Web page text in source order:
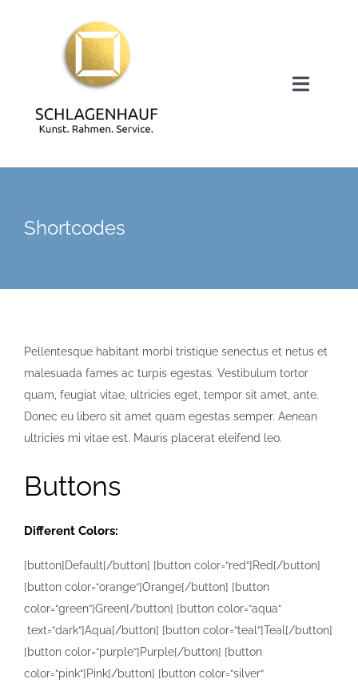
Toggle
Kontakt
Shortcodes
Pellentesque habitant morbi tristique senectus et netus et
malesuada fames ac turpis egestas. Vestibulum tortor
quam, feugiat vitae, ultricies eget, tempor sit amet, ante.
Donec eu libero sit amet quam egestas semper. Aenean
ultricies mi vitae est. Mauris placerat eleifend leo.
Buttons
Different Colors:
[button]Default[/button] [button color=“red“]Red[/button]
[button color=“orange“]Orange[/button] [button
color=“green“]Green[/button] [button color=“aqua“
text=“dark“]Aqua[/button] [button color=“teal“]Teal[/button]
[button color=“purple“]Purple[/button] [button
color=“pink“]Pink[/button] [button color=“silver“